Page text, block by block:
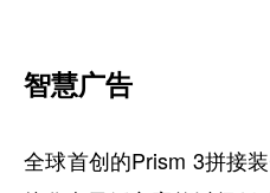
智慧广告
全球首创的Prism 3拼接